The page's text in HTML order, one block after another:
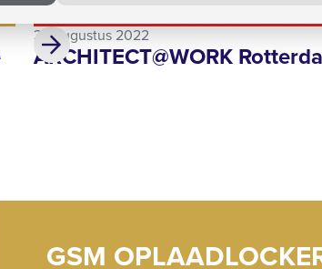
30 augustus 2022
ARCHITECT@WORK
GSM